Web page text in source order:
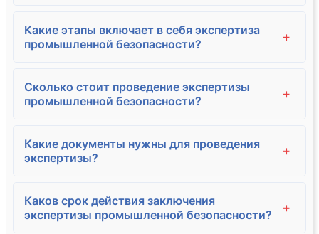
Какие этапы включает в себя экспертиза
промышленной безопасности?
+
Сколько стоит проведение экспертизы
промышленной безопасности?
+
Какие документы нужны для проведения
экспертизы?
+
Каков срок действия заключения
экспертизы промышленной безопасности?
+